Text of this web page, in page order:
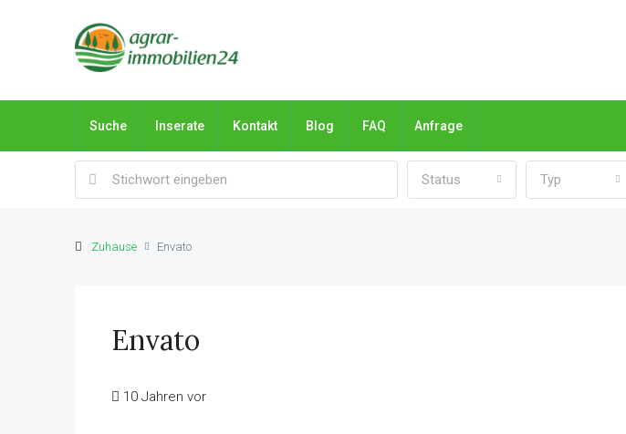
Suche Inserate Kontakt Blog FAQ Anfrage
Status Typ
Zuhause Envato
Envato
10 Jahren vor